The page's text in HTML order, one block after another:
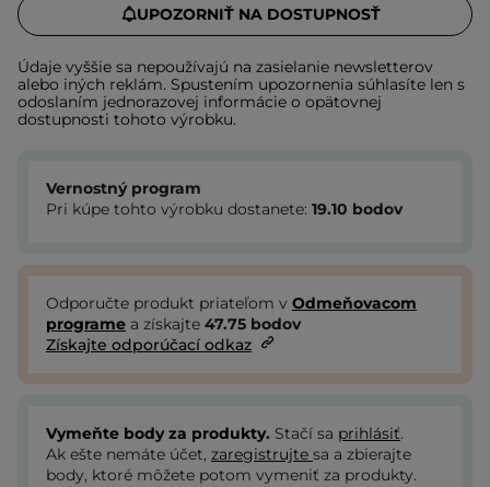
UPOZORNIŤ NA DOSTUPNOSŤ
Údaje vyššie sa nepoužívajú na zasielanie newsletterov
alebo iných reklám. Spustením upozornenia súhlasíte len s
odoslaním jednorazovej informácie o opätovnej
dostupnosti tohoto výrobku.
Vernostný program
Pri kúpe tohto výrobku dostanete: 19.10 bodov
Odporučte produkt priateľom v Odmeňovacom
programe a získajte 47.75 bodov
Získajte odporúčací odkaz
Vymeňte body za produkty. Stačí sa prihlásiť.
Ak ešte nemáte účet, zaregistrujte sa a zbierajte
body, ktoré môžete potom vymeniť za produkty.